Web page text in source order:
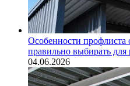
Особенности
правильно выбирать для
04.06.2026